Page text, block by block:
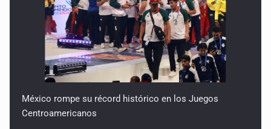
feminicidio de su madre
7 de Julio de 2026
A ver cuántos quedan
7 de Julio de 2026
México rompe su récord histórico en los Juegos
Centroamericanos